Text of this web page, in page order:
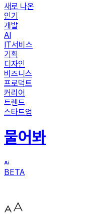
새로 나온
인기
개발
AI
IT서비스
기획
디자인
비즈니스
프로덕트
커리어
트렌드
스타트업
물어봐
BETA